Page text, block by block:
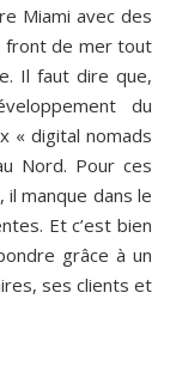
Miami avec des
front de mer tout
Il faut dire que,
du
« digital nomads
Nord. Pour ces
manque dans le
Et c’est bien
grâce à un
ses clients et